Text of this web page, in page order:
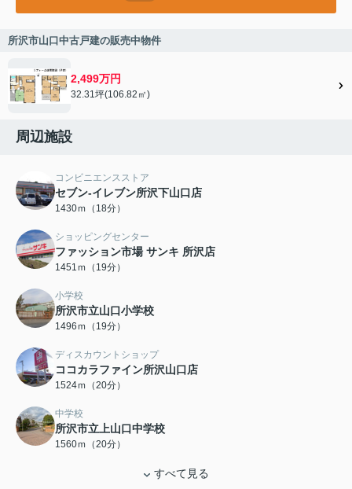
所沢市山口中古戸建の販売中物件
2,499万円
32.31坪(106.82㎡)
周辺施設
コンビニエンスストア
セブン-イレブン所沢下山口店
1430ｍ（18分）
ショッピングセンター
ファッション市場 サンキ 所沢店
1451ｍ（19分）
小学校
所沢市立山口小学校
1496ｍ（19分）
ディスカウントショップ
ココカラファイン所沢山口店
1524ｍ（20分）
中学校
所沢市立上山口中学校
1560ｍ（20分）
すべて見る